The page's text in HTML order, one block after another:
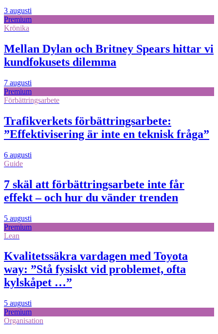
3 augusti
Premium
Krönika
Mellan Dylan och Britney Spears hittar vi
kundfokusets dilemma
7 augusti
Premium
Förbättringsarbete
Trafikverkets förbättringsarbete:
”Effektivisering är inte en teknisk fråga”
6 augusti
Guide
7 skäl att förbättringsarbete inte får
effekt – och hur du vänder trenden
5 augusti
Premium
Lean
Kvalitetssäkra vardagen med Toyota
way: ”Stå fysiskt vid problemet, ofta
kylskåpet …”
5 augusti
Premium
Organisation